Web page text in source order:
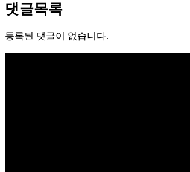
댓글목록
등록된 댓글이 없습니다.